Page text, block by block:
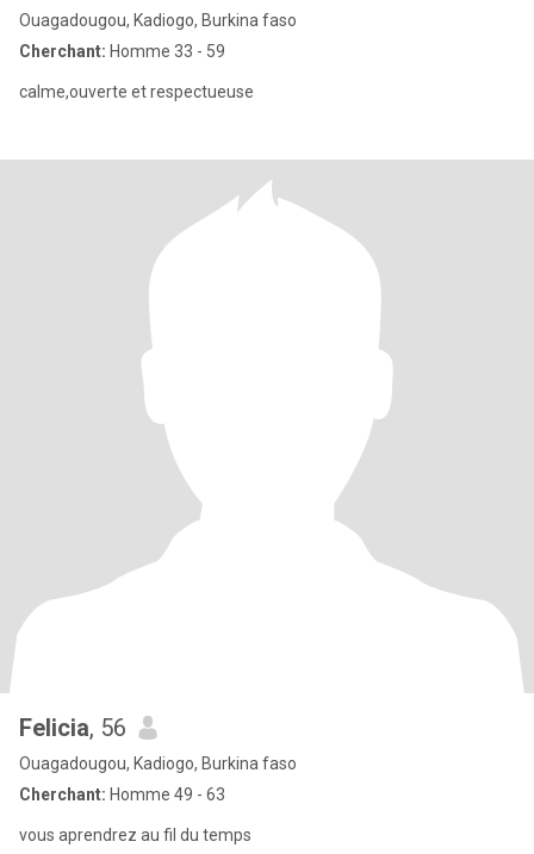
Ouagadougou, Kadiogo, Burkina faso
Cherchant: Homme 33 - 59
calme,ouverte et respectueuse
Felicia, 56
Ouagadougou, Kadiogo, Burkina faso
Cherchant: Homme 49 - 63
vous aprendrez au fil du temps